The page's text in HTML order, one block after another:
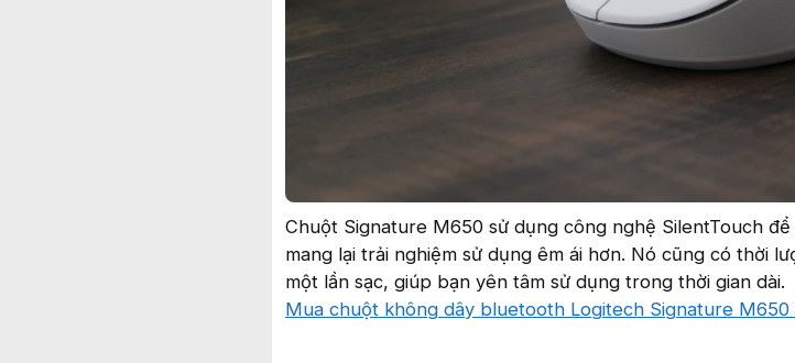
Chuột Signature M650 sử dụng công nghệ SilentTouch
mang lại trải nghiệm sử dụng êm ái hơn. Nó cũng có thời
một lần sạc, giúp bạn yên tâm sử dụng trong thời gian dài.
Mua chuột không dây bluetooth Logitech Signature M650